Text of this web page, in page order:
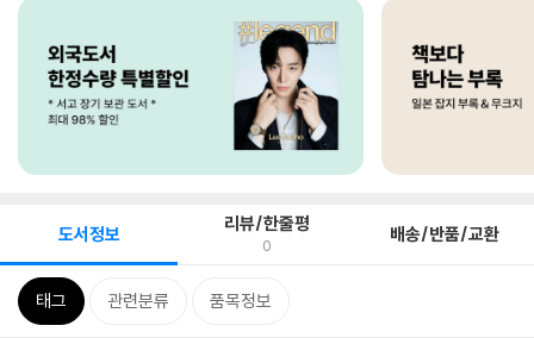
도서정보 리뷰/한줄평
0 배송/반품/교환
태그 관련분류 품목정보